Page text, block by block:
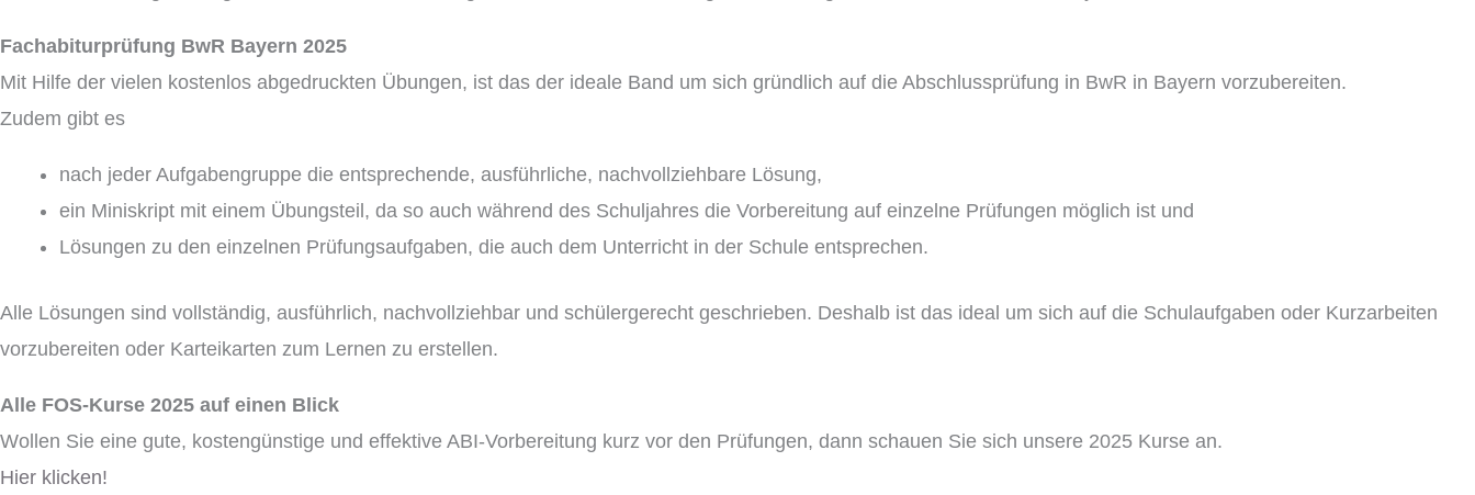
Fachabiturprüfung BwR Bayern 2025
Mit Hilfe der vielen kostenlos abgedruckten Übungen, ist das der ideale Band um sich gründlich auf die Abschlussprüfung in BwR in Bayern vorzubereiten.
Zudem gibt es
nach jeder Aufgabengruppe die entsprechende, ausführliche, nachvollziehbare Lösung,
ein Miniskript mit einem Übungsteil, da so auch während des Schuljahres die Vorbereitung auf einzelne Prüfungen möglich ist und
Lösungen zu den einzelnen Prüfungsaufgaben, die auch dem Unterricht in der Schule entsprechen.
Alle Lösungen sind vollständig, ausführlich, nachvollziehbar und schülergerecht geschrieben. Deshalb ist das ideal um sich auf die Schulaufgaben oder Kurzarbeiten
vorzubereiten oder Karteikarten zum Lernen zu erstellen.
Alle FOS-Kurse 2025 auf einen Blick
Wollen Sie eine gute, kostengünstige und effektive ABI-Vorbereitung kurz vor den Prüfungen, dann schauen Sie sich unsere 2025 Kurse an.
Hier klicken!